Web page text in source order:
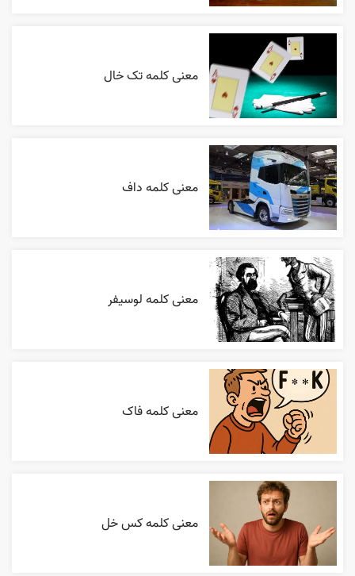
معنی کلمه تک خال
معنی کلمه داف
معنی کلمه لوسیفر
معنی کلمه فاک
معنی کلمه کس خل